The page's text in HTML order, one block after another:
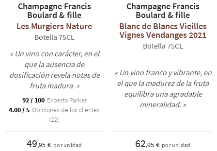
Champagne Francis
Boulard & fille
Les Murgiers Nature
Botella 75CL
« Un vino con carácter, en el
que la ausencia de
dosificación revela notas de
fruta madura. »
92 / 100 Experto Parker
4.00 / 5 Opiniones de los clientes
(22)
49,95 € por unidad
Champagne Francis
Boulard & fille
Blanc de Blancs Vieilles
Vignes Vendanges 2021
Botella 75CL
« Un vino franco y vibrante, en
el que la madurez de la fruta
equilibra una agradable
mineralidad. »
62,95 € por unidad